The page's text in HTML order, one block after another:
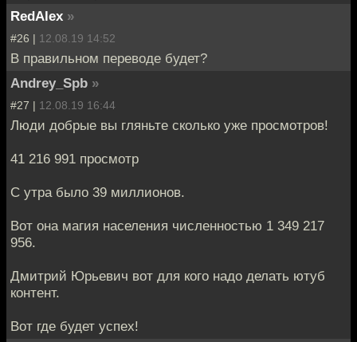
RedAlex »
#26 | 12.08.19 14:52
В правильном переводе будет?
Andrey_Spb »
#27 | 12.08.19 16:44
Люди добрые вы гляньте сколько уже просмотров!
41 216 991 просмотр
С утра было 39 миллионов.
Вот она магия населения численностью 1 349 217
956.
Дмитрий Юрьевич вот для кого надо делать ютуб
контент.
Вот где будет успех!